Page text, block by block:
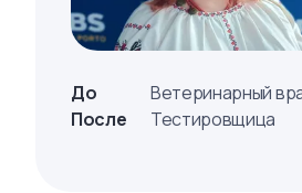
До
Ветеринарный
После
Тестировщица